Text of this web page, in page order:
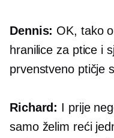
Dennis: OK, tako
hranilice za ptice i
prvenstveno ptičje
Richard: I prije
samo želim reći